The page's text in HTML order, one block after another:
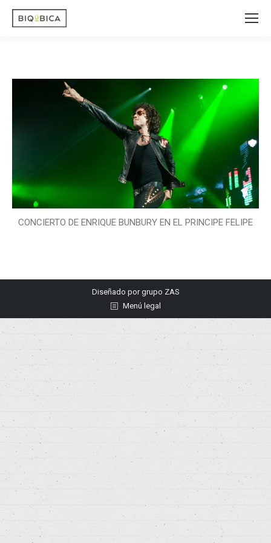
CONCIERTO DE ENRIQUE BUNBURY EN EL PRINCIPE FELIPE
Diseñado porgrupo ZAS
Menú legal